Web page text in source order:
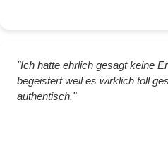
"Ich hatte ehrlich gesagt keine
begeistert weil es wirklich toll
authentisch."